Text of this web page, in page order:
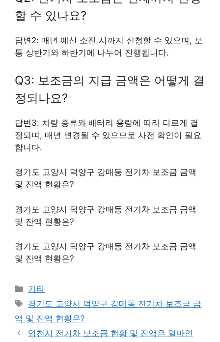
할 수 있나요?
답변2: 매년 예산 소진 시까지 신청할 수 있으며, 보
통 상반기와 하반기에 나누어 진행됩니다.
Q3: 보조금의 지급 금액은 어떻게 결
정되나요?
답변3: 차량 종류와 배터리 용량에 따라 다르게 결
정되며, 매년 변경될 수 있으므로 사전 확인이 필요
합니다.
경기도 고양시 덕양구 강매동 전기차 보조금 금액
및 잔액 현황은?
경기도 고양시 덕양구 강매동 전기차 보조금 금액
및 잔액 현황은?
경기도 고양시 덕양구 강매동 전기차 보조금 금액
및 잔액 현황은?
Categories
기타
Tags
경기도 고양시 덕양구 강매동 전기차 보조금 금
액 및 잔액 현황은?
영천시 전기차 보조금 현황 및 잔액은 얼마인